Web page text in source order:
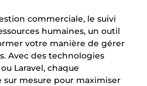
commerciale, le suivi
humaines, un outil
votre manière de gérer
Avec des technologies
Laravel, chaque
mesure pour maximiser